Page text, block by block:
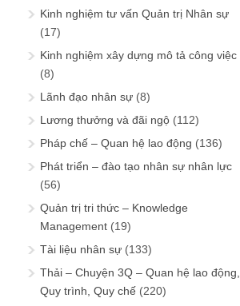
Kinh nghiệm tư vấn Quản trị Nhân sự
(17)
Kinh nghiệm xây dựng mô tả công việc
(8)
Lãnh đạo nhân sự (8)
Lương thưởng và đãi ngộ (112)
Pháp chế – Quan hệ lao động (136)
Phát triển – đào tạo nhân sự nhân lực
(56)
Quản trị tri thức – Knowledge
Management (19)
Tài liệu nhân sự (133)
Thải – Chuyện 3Q – Quan hệ lao động,
Quy trình, Quy chế (220)